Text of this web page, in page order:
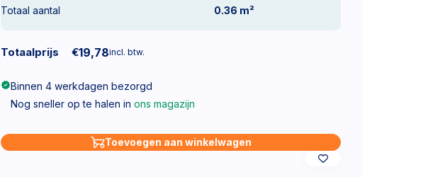
Totaal aantal
0.36 m²
Totaalprijs €19,78incl. btw.
Binnen 4 werkdagen bezorgd
Nog sneller op te halen in ons magazijn
Toevoegen aan winkelwagen